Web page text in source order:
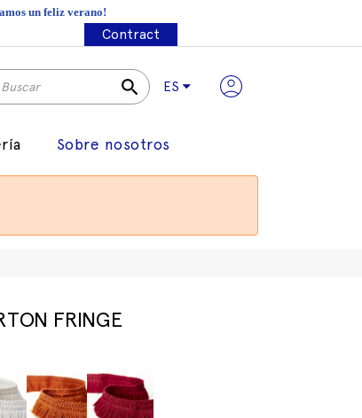
un feliz verano!
Contract
search ES
Sobre nosotros
FRINGE